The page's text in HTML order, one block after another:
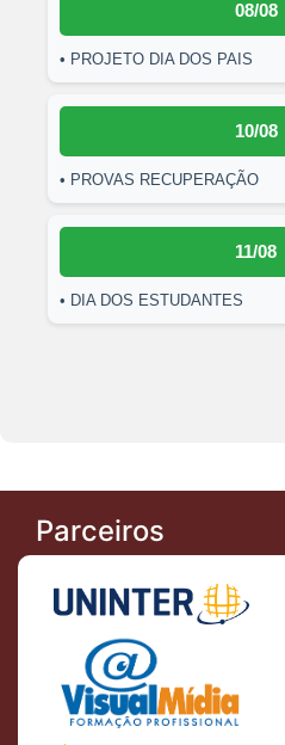
08/08
• PROJETO DIA DOS PAIS
10/08
• PROVAS RECUPERAÇÃO
11/08
• DIA DOS ESTUDANTES
Parceiros